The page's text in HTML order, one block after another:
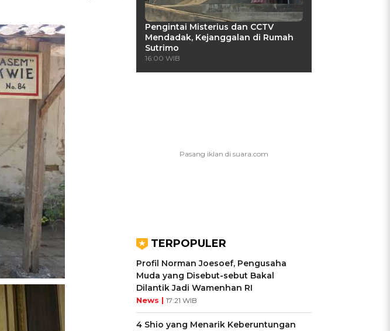
Pengintai Misterius dan CCTV
Mendadak, Kejanggalan di Rumah
Sutrimo
16:00 WIB
TERPOPULER
Profil Norman Joesoef, Pengusaha
Muda yang Disebut-sebut Bakal
Dilantik Jadi Wamenhan RI
News | 17:21 WIB
4 Shio yang Menarik Keberuntungan